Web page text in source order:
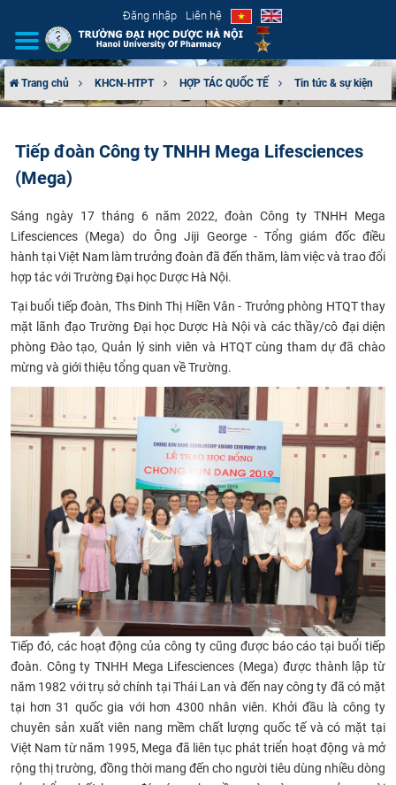
Đăng nhập Liên hệ
CƠ CẤU TỔ CHỨC
ĐÀO TẠO
ĐẢM BẢO CHẤT LƯỢNG
KHOA HỌC CÔNG NGHỆ
HTQT
CỰU NGƯỜI HỌC
Trang chủ KHCN-HTPT HỢP TÁC QUỐC TẾ Tin tức & sự kiện
Tiếp đoàn Công ty TNHH Mega Lifesciences
(Mega)
Sáng ngày 17 tháng 6 năm 2022, đoàn Công ty TNHH Mega
Lifesciences (Mega) do Ông Jiji George - Tổng giám đốc điều
hành tại Việt Nam làm trưởng đoàn đã đến thăm, làm việc và trao đổi
hợp tác với Trường Đại học Dược Hà Nội.
Tại buổi tiếp đoàn, Ths Đinh Thị Hiền Vân - Trưởng phòng HTQT thay
mặt lãnh đạo Trường Đại học Dược Hà Nội và các thầy/cô đại diện
phòng Đào tạo, Quản lý sinh viên và HTQT cùng tham dự đã chào
mừng và giới thiệu tổng quan về Trường.
Tiếp đó, các hoạt động của công ty cũng được báo cáo tại buổi tiếp
đoàn. Công ty TNHH Mega Lifesciences (Mega) được thành lập từ
năm 1982 với trụ sở chính tại Thái Lan và đến nay công ty đã có mặt
tại hơn 31 quốc gia với hơn 4300 nhân viên. Khởi đầu là công ty
chuyên sản xuất viên nang mềm chất lượng quốc tế và có mặt tại
Việt Nam từ năm 1995, Mega đã liên tục phát triển hoạt động và mở
rộng thị trường, đồng thời mang đến cho người tiêu dùng nhiều dòng